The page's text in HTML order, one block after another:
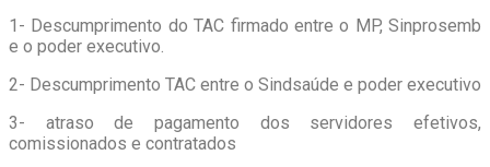
1- Descumprimento do TAC firmado entre o MP, Sinprosemb
e o poder executivo.
2- Descumprimento TAC entre o Sindsaúde e poder executivo
3- atraso de pagamento dos servidores efetivos,
comissionados e contratados